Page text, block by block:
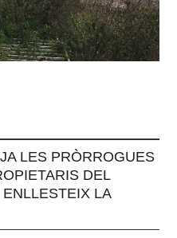
LES PRÒRROGUES
DEL
LA